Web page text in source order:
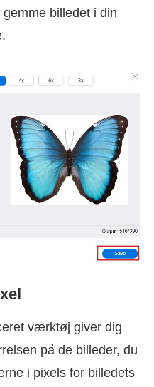
billedet i din
værktøj giver dig
på de billeder, du
i pixels for billedets